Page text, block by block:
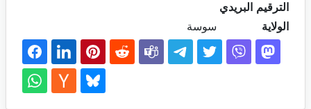
الترقيم البريدي
الولاية
سوسة